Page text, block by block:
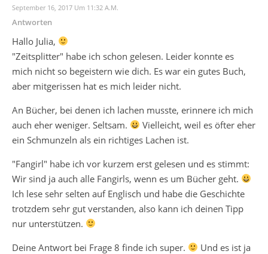
September 16, 2017 Um 11:32 A.m.
Antworten
Hallo Julia,
"Zeitsplitter" habe ich schon gelesen. Leider konnte es
mich nicht so begeistern wie dich. Es war ein gutes Buch,
aber mitgerissen hat es mich leider nicht.
An Bücher, bei denen ich lachen musste, erinnere ich mich
auch eher weniger. Seltsam.
Vielleicht, weil es öfter eher
ein Schmunzeln als ein richtiges Lachen ist.
"Fangirl" habe ich vor kurzem erst gelesen und es stimmt:
Wir sind ja auch alle Fangirls, wenn es um Bücher geht.
Ich lese sehr selten auf Englisch und habe die Geschichte
trotzdem sehr gut verstanden, also kann ich deinen Tipp
nur unterstützen.
Deine Antwort bei Frage 8 finde ich super.
Und es ist ja